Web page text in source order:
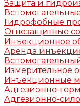
Защита и
Гидрофобные
Огнезащитные
Инъекционное
Аренда
Измерительное
Инъекционные
Адгезионно-
Адгезионно-